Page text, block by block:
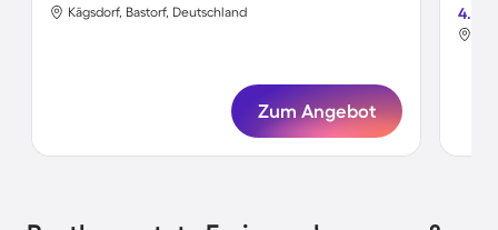
Kägsdorf, Bastorf, Deutschland
Zum Angebot
4.7